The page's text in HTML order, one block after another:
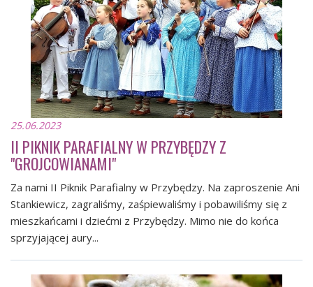
25.06.2023
II PIKNIK PARAFIALNY W PRZYBĘDZY Z
"GROJCOWIANAMI"
Za nami II Piknik Parafialny w Przybędzy. Na zaproszenie Ani
Stankiewicz, zagraliśmy, zaśpiewaliśmy i pobawiliśmy się z
mieszkańcami i dziećmi z Przybędzy. Mimo nie do końca
sprzyjającej aury...